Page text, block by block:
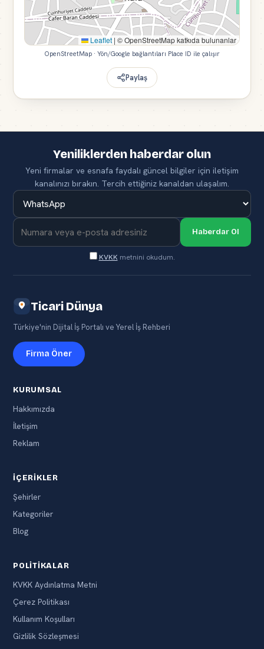
Leaflet | © OpenStreetMap katkıda bulunanlar
OpenStreetMap · Yön/Google bağlantıları Place ID ile çalışır
Paylaş
Yeniliklerden haberdar olun
Yeni firmalar ve esnafa faydalı güncel bilgiler için iletişim
kanalınızı bırakın. Tercih ettiğiniz kanaldan ulaşalım.
Haberdar Ol
KVKK metnini okudum.
Ticari Dünya
Türkiye'nin Dijital İş Portalı ve Yerel İş Rehberi
Firma Öner
KURUMSAL
Hakkımızda
İletişim
Reklam
İÇERIKLER
Şehirler
Kategoriler
Blog
POLITIKALAR
KVKK Aydınlatma Metni
Çerez Politikası
Kullanım Koşulları
Gizlilik Sözleşmesi